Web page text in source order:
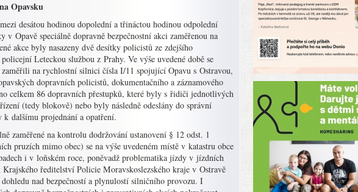
Opavsku
desátou hodinou dopolední a třináctou hodinou odpolední
Opavě speciálně dopravně bezpečnostní akci zaměřenou na
akce byly nasazeny dvě desítky policistů ze zdejšího
Leteckou službou z Prahy. Ve výše uvedené době se
na rychlostní silnici čísla I/11 spojující Opavu s Ostravou,
dopravních policistů, dokumentačního a záznamového
celkem 86 dopravních přestupků, které byly s řidiči jednotlivých
(tedy blokově) nebo byly následně odeslány do správní
k dalšímu projednání a opatření.
zaměřené na kontrolu dodržování ustanovení § 12 odst. 1
pruzích mimo obec) se na výše uvedeném místě v katastru obce
i v loňském roce, poněvadž problematika jízdy v jízdních
ředitelství Policie Moravskoslezského kraje v Ostravě
nad bezpečností a plynulostí silničního provozu. I